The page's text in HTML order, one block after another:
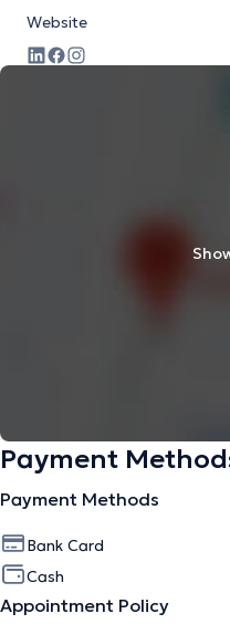
Website
Payment
Payment Methods
Bank Card
Cash
Appointment Policy